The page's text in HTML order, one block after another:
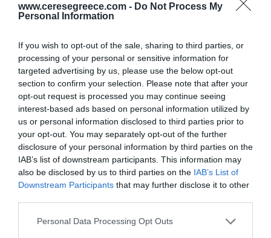
www.ceresegreece.com - Do Not Process My
Personal Information
If you wish to opt-out of the sale, sharing to third parties, or
processing of your personal or sensitive information for
targeted advertising by us, please use the below opt-out
section to confirm your selection. Please note that after your
opt-out request is processed you may continue seeing
interest-based ads based on personal information utilized by
us or personal information disclosed to third parties prior to
your opt-out. You may separately opt-out of the further
disclosure of your personal information by third parties on the
IAB’s list of downstream participants. This information may
also be disclosed by us to third parties on the IAB’s List of
Downstream Participants that may further disclose it to other
Personal Data Processing Opt Outs